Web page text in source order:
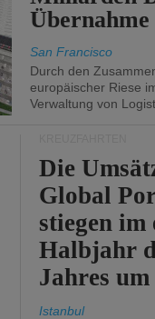
Übernahme
San Francisco
Durch den
europäischer Riese
Verwaltung von
Die
Global
stiegen im
Halbjahr
Jahres
Istanbul